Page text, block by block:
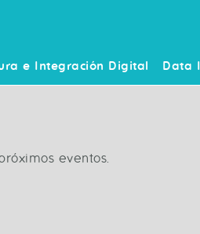
e Integración Digital Data
eventos.